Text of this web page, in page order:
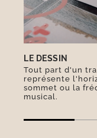
en 1871 et sa
dans les années
LE DESSIN
Tout part d'un
représente
sommet ou la
musical.